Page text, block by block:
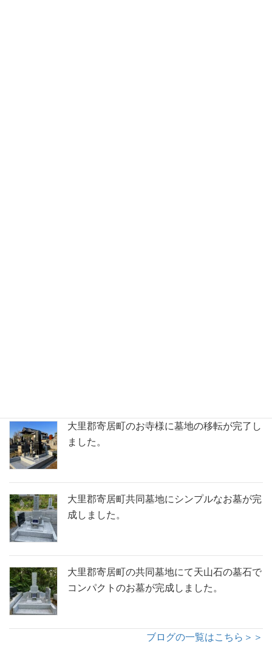
大里郡寄居町のお寺様に墓地の移転が完了し
ました。
大里郡寄居町共同墓地にシンプルなお墓が完
成しました。
大里郡寄居町の共同墓地にて天山石の墓石で
コンパクトのお墓が完成しました。
ブログの一覧はこちら＞＞